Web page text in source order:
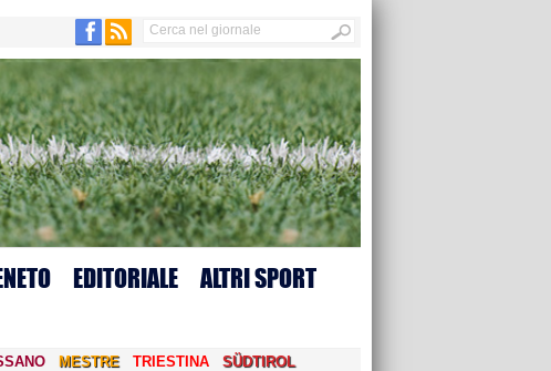
EDITORIALE ALTRI SPORT
MESTRE TRIESTINA
SÜDTIROL